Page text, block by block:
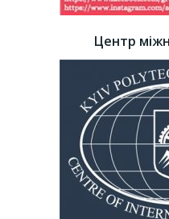
Центр